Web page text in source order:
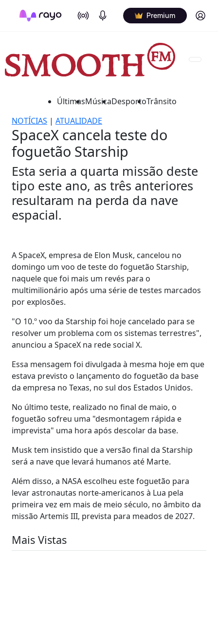
On Air Podcasts Premium Log in
ÚltimasMúsicaDesportoTrânsito
NOTÍCIAS | ATUALIDADE
SpaceX cancela teste do
foguetão Starship
Esta seria a quarta missão deste
tipo este ano, as três anteriores
resultaram na perda da nave
espacial.
A SpaceX, empresa de Elon Musk, cancelou no
domingo um voo de teste do foguetão Starship,
naquele que foi mais um revés para o
multimilionário após uma série de testes marcados
por explosões.
"O 10.º voo da Starship foi hoje cancelado para se
resolver um problema com os sistemas terrestres",
anunciou a SpaceX na rede social X.
Essa mensagem foi divulgada à mesma hoje em que
estava previsto o lançamento do foguetão da base
da empresa no Texas, no sul dos Estados Unidos.
No último teste, realizado no final de maio, o
foguetão sofreu uma "desmontagem rápida e
imprevista" uma hora após descolar da base.
Musk tem insistido que a versão final da Starship
será a nave que levará humanos até Marte.
Além disso, a NASA escolheu este foguetão para
levar astronautas norte-americanos à Lua pela
primeira vez em mais de meio século, no âmbito da
missão Artemis III, prevista para meados de 2027.
Mais Vistas